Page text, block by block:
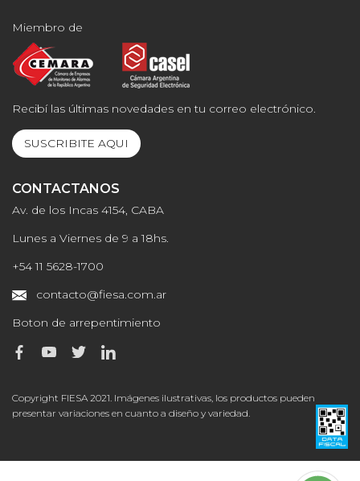
Miembro de
Recibí las últimas novedades en tu correo electrónico.
SUSCRIBITE AQUI
CONTACTANOS
Av. de los Incas 4154, CABA
Lunes a Viernes de 9 a 18hs.
+54 11 5628-1700
contacto@fiesa.com.ar
Boton de arrepentimiento
Copyright FIESA 2021. Imágenes ilustrativas, los productos pueden
presentar variaciones en cuanto a diseño y variedad.